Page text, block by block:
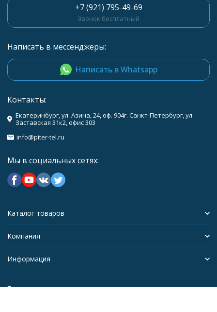
+7 (921) 795-49-69
Звонок бесплатный
Написать в мессенджеры:
Написать в Whatsapp
Контакты:
Екатеринбург, ул. Азина, 24, оф. 904г. Санкт-Петербург, ул.
Заставская 31к2, офис 303
info@piter-tel.ru
Мы в социальных сетях:
Каталог товаров
Компания
Информация
Политика персональных данных